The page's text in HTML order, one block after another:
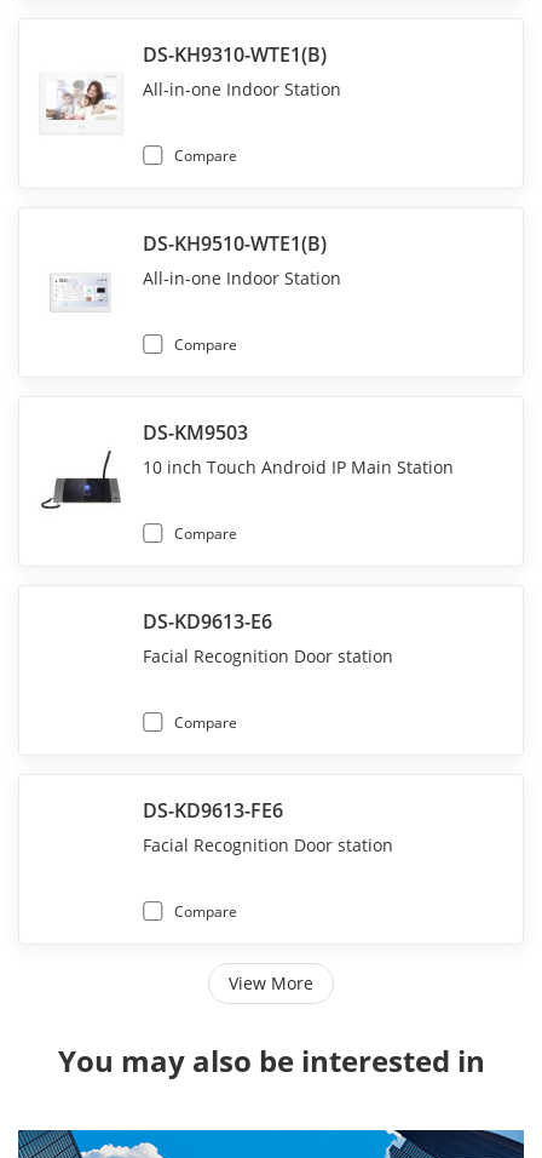
DS-KH9310-WTE1(B)
All-in-one Indoor Station
Compare
DS-KH9510-WTE1(B)
All-in-one Indoor Station
Compare
DS-KM9503
10 inch Touch Android IP Main Station
Compare
DS-KD9613-E6
Facial Recognition Door station
Compare
DS-KD9613-FE6
Facial Recognition Door station
Compare
View More
You may also be interested in